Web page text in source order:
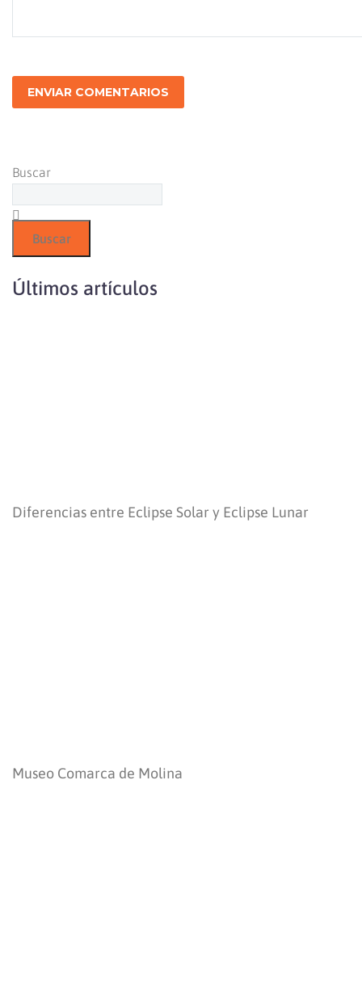
ENVIAR COMENTARIOS
Buscar
Buscar
Últimos artículos
Diferencias entre Eclipse Solar y Eclipse Lunar
Museo Comarca de Molina